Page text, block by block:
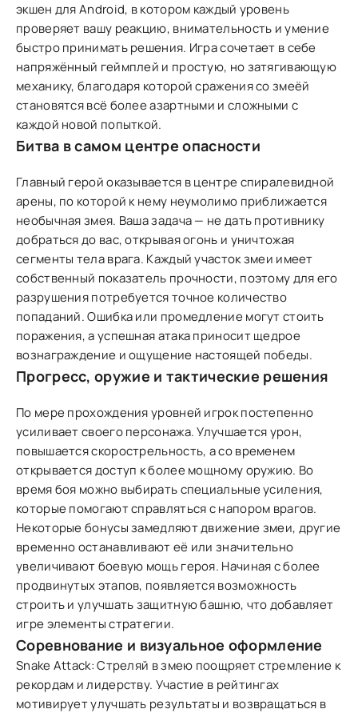
экшен для Android, в котором каждый уровень
проверяет вашу реакцию, внимательность и умение
быстро принимать решения. Игра сочетает в себе
напряжённый геймплей и простую, но затягивающую
механику, благодаря которой сражения со змеёй
становятся всё более азартными и сложными с
каждой новой попыткой.
Битва в самом центре опасности
Главный герой оказывается в центре спиралевидной
арены, по которой к нему неумолимо приближается
необычная змея. Ваша задача — не дать противнику
добраться до вас, открывая огонь и уничтожая
сегменты тела врага. Каждый участок змеи имеет
собственный показатель прочности, поэтому для его
разрушения потребуется точное количество
попаданий. Ошибка или промедление могут стоить
поражения, а успешная атака приносит щедрое
вознаграждение и ощущение настоящей победы.
Прогресс, оружие и тактические решения
По мере прохождения уровней игрок постепенно
усиливает своего персонажа. Улучшается урон,
повышается скорострельность, а со временем
открывается доступ к более мощному оружию. Во
время боя можно выбирать специальные усиления,
которые помогают справляться с напором врагов.
Некоторые бонусы замедляют движение змеи, другие
временно останавливают её или значительно
увеличивают боевую мощь героя. Начиная с более
продвинутых этапов, появляется возможность
строить и улучшать защитную башню, что добавляет
игре элементы стратегии.
Соревнование и визуальное оформление
Snake Attack: Стреляй в змею поощряет стремление к
рекордам и лидерству. Участие в рейтингах
мотивирует улучшать результаты и возвращаться в